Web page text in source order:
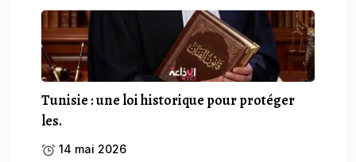
Tunisie : une loi historique pour protéger
les.
14 mai 2026